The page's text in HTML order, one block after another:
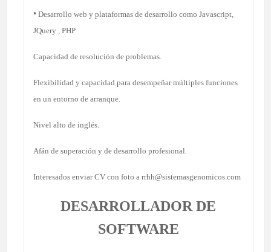
• Desarrollo web y plataformas de desarrollo como Javascript,
JQuery , PHP
Capacidad de resolución de problemas.
Flexibilidad y capacidad para desempeñar múltiples funciones
en un entorno de arranque.
Nivel alto de inglés.
Afán de superación y de desarrollo profesional.
Interesados enviar CV con foto a rrhh@sistemasgenomicos.com
DESARROLLADOR DE
SOFTWARE